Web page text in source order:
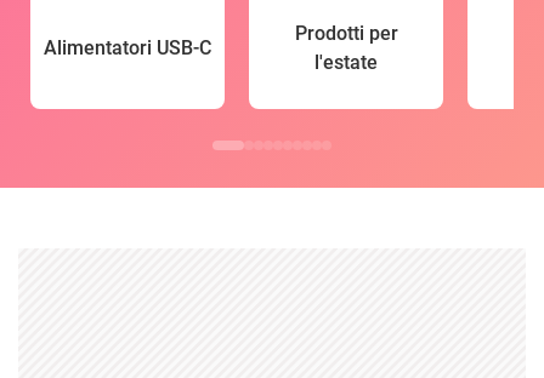
Alimentatori USB-C
Prodotti per
l'estate